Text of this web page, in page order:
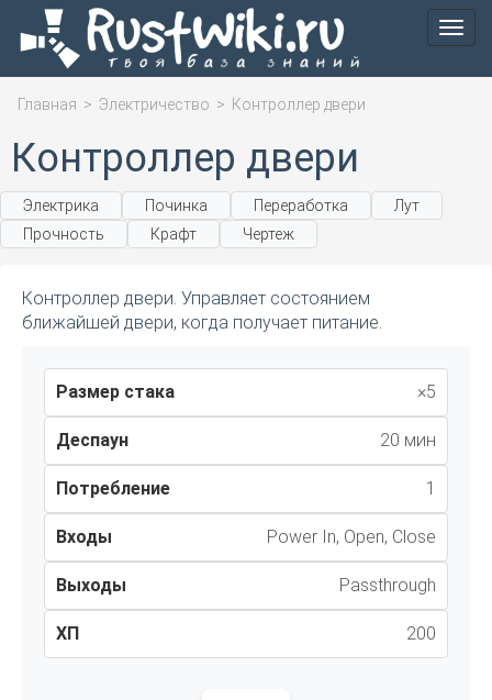
Меню
Главная > Электричество > Контроллер двери
Контроллер двери
Электрика Починка Переработка
Лут
Прочность
Крафт Чертеж
Контроллер двери. Управляет состоянием
ближайшей двери, когда получает питание.
Размер стака ×5
Деспаун 20 мин
Потребление 1
Входы Power In, Open, Close
Выходы Passthrough
ХП 200